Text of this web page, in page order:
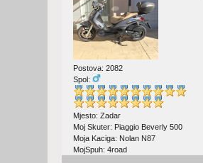
Postova: 2082
Spol:
Mjesto: Zadar
Moj Skuter: Piaggio Beverly 500
Moja Kaciga: Nolan N87
MojSpuh: 4road